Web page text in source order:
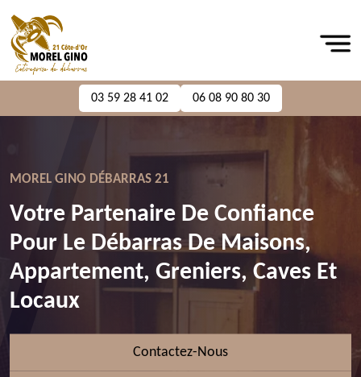
03 59 28 41 02 06 08 90 80 30
MOREL GINO DÉBARRAS 21
Votre Partenaire De Confiance
Pour Le Débarras De Maisons,
Appartement, Greniers, Caves Et
Locaux
Contactez-Nous